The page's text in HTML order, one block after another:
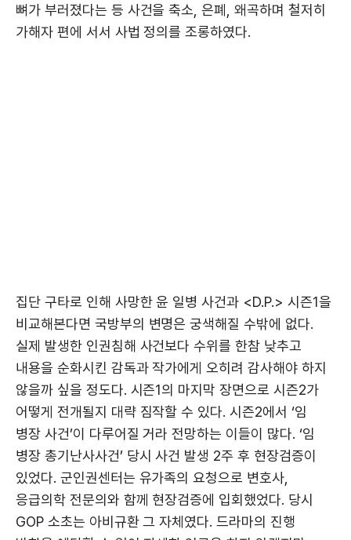
뼈가 부러졌다는 등 사건을 축소, 은폐, 왜곡하며 철저히
가해자 편에 서서 사법 정의를 조롱하였다.
집단 구타로 인해 사망한 윤 일병 사건과 <D.P.> 시즌1을
비교해본다면 국방부의 변명은 궁색해질 수밖에 없다.
실제 발생한 인권침해 사건보다 수위를 한참 낮추고
내용을 순화시킨 감독과 작가에게 오히려 감사해야 하지
않을까 싶을 정도다. 시즌1의 마지막 장면으로 시즌2가
어떻게 전개될지 대략 짐작할 수 있다. 시즌2에서 ‘임
병장 사건’이 다루어질 거라 전망하는 이들이 많다. ‘임
병장 총기난사사건’ 당시 사건 발생 2주 후 현장검증이
있었다. 군인권센터는 유가족의 요청으로 변호사,
응급의학 전문의와 함께 현장검증에 입회했었다. 당시
GOP 소초는 아비규환 그 자체였다. 드라마의 진행